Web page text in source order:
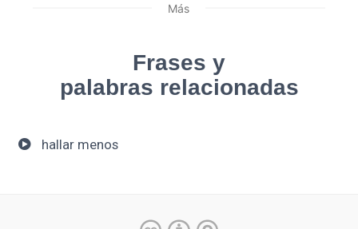
Más
Frases y
palabras relacionadas
hallar menos